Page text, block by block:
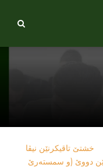
خشتێ تاقیکرنێن نیڤا
دووێ (و سمستەرێ